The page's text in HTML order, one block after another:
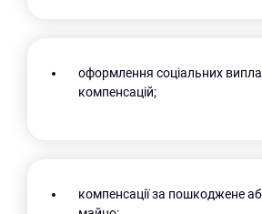
оформлення соціальних
компенсацій;
компенсації за пошкоджене